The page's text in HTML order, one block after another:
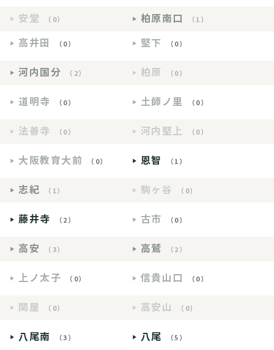
安堂
（0） 柏原南口 （1）
高井田 （0） 堅下 （0）
河内国分 （2） 柏原 （0）
道明寺 （0） 土師ノ里 （0）
法善寺 （0） 河内堅上 （0）
大阪教育大前 （0） 恩智 （1）
志紀 （1） 駒ヶ谷 （0）
藤井寺 （2） 古市 （0）
高安 （3） 高鷲 （2）
上ノ太子 （0） 信貴山口 （0）
関屋 （0） 高安山 （0）
八尾南 （3） 八尾 （5）